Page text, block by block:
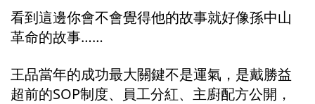
看到這邊你會不會覺得他的故事就好像孫中山
革命的故事……
王品當年的成功最大關鍵不是運氣，是戴勝益
超前的SOP制度、員工分紅、主廚配方公開，